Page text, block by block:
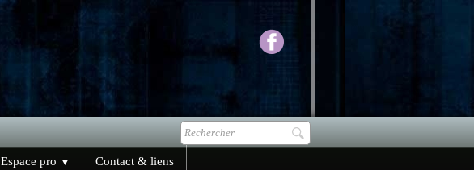
Espace pro ▼ Contact & liens